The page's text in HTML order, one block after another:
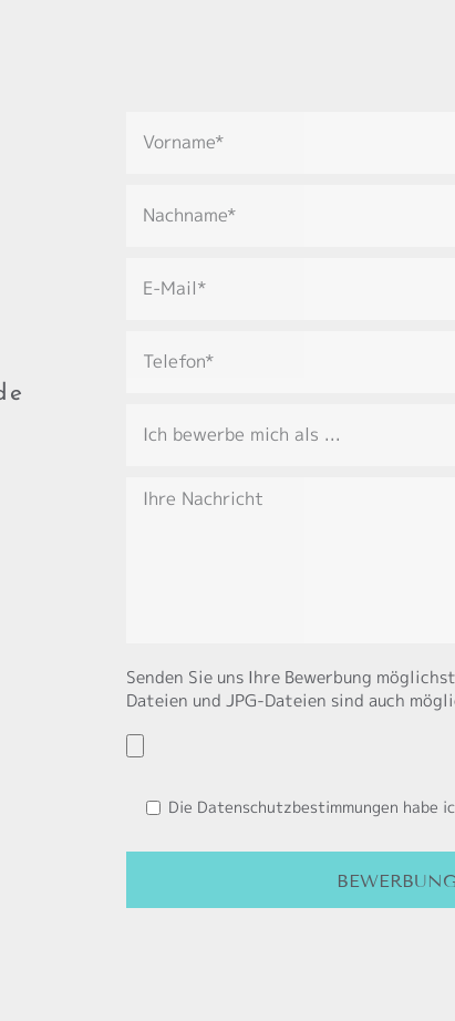
Senden Sie uns Ihre Bewerbung
Dateien und JPG-Dateien sind auch
Please leave this field empty.
Please leave this field empty.
Please leave this field empty.
Die Datenschutzbestimmungen habe